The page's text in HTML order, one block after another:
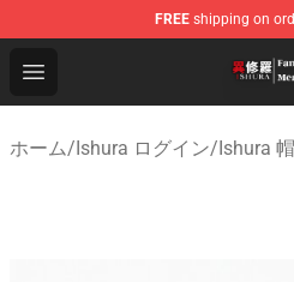
FREE shipping on
Open menu
Ishura Store - Official
ホーム/Ishura ログイン/Ishura